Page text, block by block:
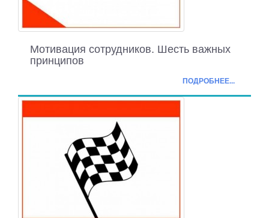
Мотивация сотрудников. Шесть важных
принципов
ПОДРОБНЕЕ...